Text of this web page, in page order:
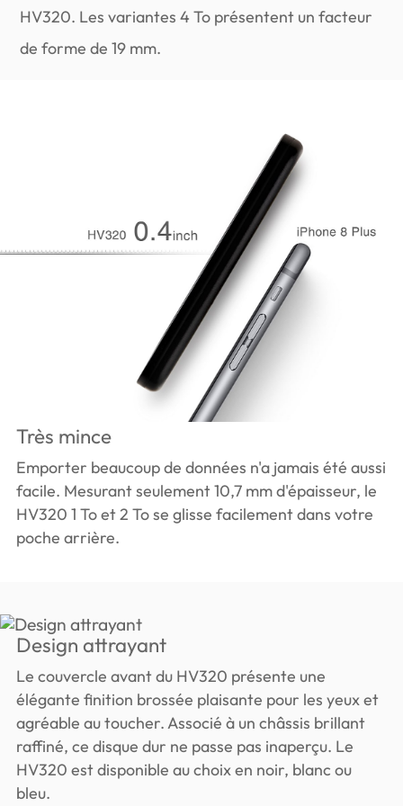
HV320. Les variantes 4 To présentent un facteur
de forme de 19 mm.
Très mince
Emporter beaucoup de données n'a jamais été aussi
facile. Mesurant seulement 10,7 mm d'épaisseur, le
HV320 1 To et 2 To se glisse facilement dans votre
poche arrière.
Design attrayant
Le couvercle avant du HV320 présente une
élégante finition brossée plaisante pour les yeux et
agréable au toucher. Associé à un châssis brillant
raffiné, ce disque dur ne passe pas inaperçu. Le
HV320 est disponible au choix en noir, blanc ou
bleu.